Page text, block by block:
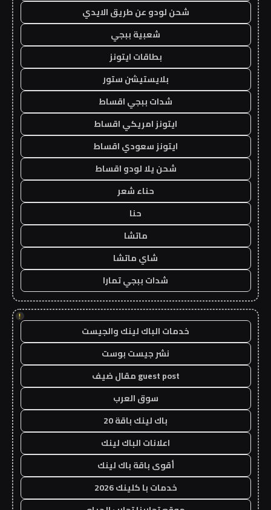
شحن لودو عن طريق الايدي
شعبية ببجي
بطاقات ايتونز
بلايستيشن ستور
شدات ببجي اقساط
ايتونز امريكي اقساط
ايتونز سعودي اقساط
شحن يلا لودو اقساط
حناء شعر
حنا
ماتشا
شاي ماتشا
شدات ببجي تمارا
!
خدمات الباك لينك والجيست
نشر جيست بوست
guest post مقال ضيف
سوق العرب
باك لينك باقة 20
اعلانات الباك لينك
أقوى باقة باك لينك
خدمات با كلينك 2026